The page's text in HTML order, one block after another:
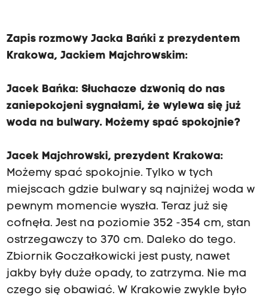
Zapis rozmowy Jacka Bańki z prezydentem
Krakowa, Jackiem Majchrowskim:
Jacek Bańka: Słuchacze dzwonią do nas
zaniepokojeni sygnałami, że wylewa się już
woda na bulwary. Możemy spać spokojnie?
Jacek Majchrowski, prezydent Krakowa:
Możemy spać spokojnie. Tylko w tych
miejscach gdzie bulwary są najniżej woda w
pewnym momencie wyszła. Teraz już się
cofnęła. Jest na poziomie 352 -354 cm, stan
ostrzegawczy to 370 cm. Daleko do tego.
Zbiornik Goczałkowicki jest pusty, nawet
jakby były duże opady, to zatrzyma. Nie ma
czego się obawiać. W Krakowie zwykle było